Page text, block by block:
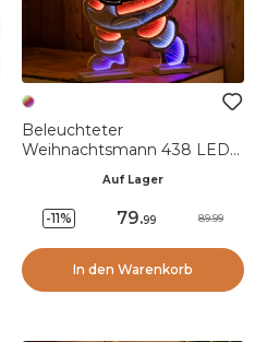
Beleuchteter
Weihnachtsmann 438 LED
Kaltweiß/Mehrfarbig
Auf Lager
-11% 79.99 89.99
In den Warenkorb